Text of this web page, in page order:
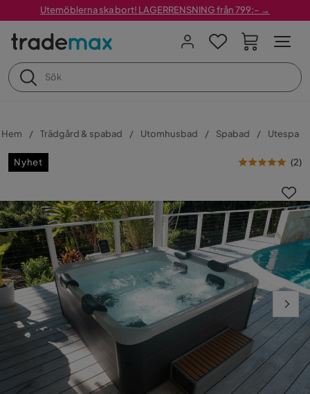
Utemöblerna ska bort! LAGERRENSNING från 799:– →
Hem Trädgård & spabad Utomhusbad Spabad Utespa
Nyhet (2)